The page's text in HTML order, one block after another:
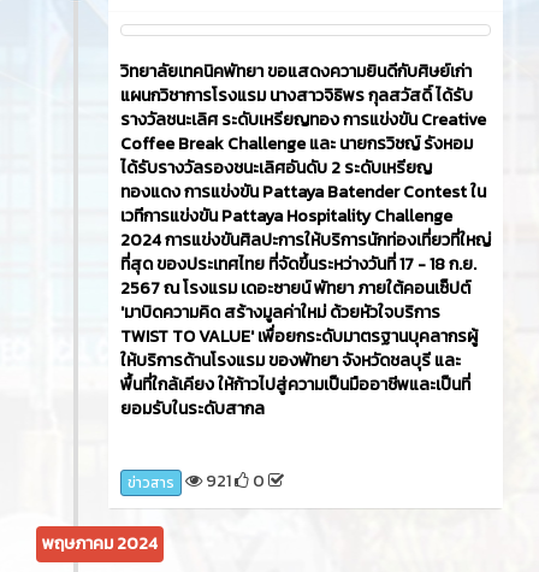
วิทยาลัยเทคนิคพัทยา ขอแสดงความยินดีกับศิษย์เก่า
แผนกวิชาการโรงแรม นางสาวจิธิพร กุลสวัสดิ์ ได้รับ
รางวัลชนะเลิศ ระดับเหรียญทอง การแข่งขัน Creative
Coffee Break Challenge และ นายกรวิชญ์ รังหอม
ได้รับรางวัลรองชนะเลิศอันดับ 2 ระดับเหรียญ
ทองแดง การแข่งขัน Pattaya Batender Contest ใน
เวทีการแข่งขัน Pattaya Hospitality Challenge
2024 การแข่งขันศิลปะการให้บริการนักท่องเที่ยวที่ใหญ่
ที่สุด ของประเทศไทย ที่จัดขึ้นระหว่างวันที่ 17 - 18 ก.ย.
2567 ณ โรงแรม เดอะซายน์ พัทยา ภายใต้คอนเซ็ปต์
'มาบิดความคิด สร้างมูลค่าใหม่ ด้วยหัวใจบริการ
TWIST TO VALUE' เพื่อยกระดับมาตรฐานบุคลากรผู้
ให้บริการด้านโรงแรม ของพัทยา จังหวัดชลบุรี และ
พื้นที่ใกล้เคียง ให้ก้าวไปสู่ความเป็นมืออาชีพและเป็นที่
ยอมรับในระดับสากล
ข่าวสาร 921 0
พฤษภาคม 2024